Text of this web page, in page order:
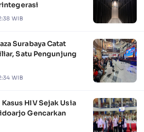
WIB
Surabaya Catat
Satu Pengunjung
WIB
HIV Sejak Usia
Gencarkan